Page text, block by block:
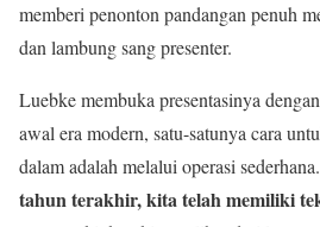
memberi penonton pandangan penuh
dan lambung sang presenter.
Luebke membuka presentasinya
awal era modern, satu-satunya cara
dalam adalah melalui operasi sederhana.
tahun terakhir, kita telah memiliki